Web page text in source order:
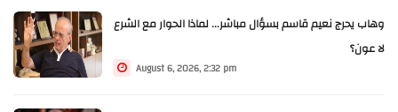
وهاب يحرج نعيم قاسم بسؤال مباشر... لماذا الحوار مع الشرع
لا عون؟
August 6, 2026, 2:32 pm